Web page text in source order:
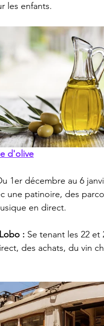
les enfants.
d'olive
1er décembre au 6
une patinoire, des
en direct.
: Se tenant les 22
des achats, du vin